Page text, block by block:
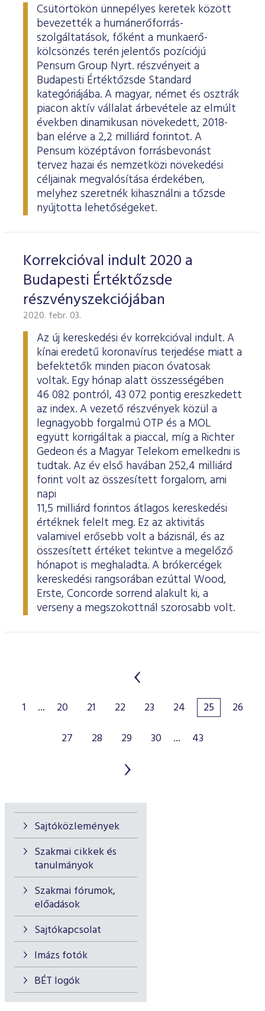
Sajtóközlemények
Szakmai cikkek és
tanulmányok
Szakmai fórumok,
előadások
Sajtókapcsolat
Imázs fotók
BÉT logók
Csütörtökön ünnepélyes keretek között
bevezették a humánerőforrás-
szolgáltatások, főként a munkaerő-
kölcsönzés terén jelentős pozíciójú
Pensum Group Nyrt. részvényeit a
Budapesti Értéktőzsde Standard
kategóriájába. A magyar, német és osztrák
piacon aktív vállalat árbevétele az elmúlt
években dinamikusan növekedett, 2018-
ban elérve a 2,2 milliárd forintot. A
Pensum középtávon forrásbevonást
tervez hazai és nemzetközi növekedési
céljainak megvalósítása érdekében,
melyhez szeretnék kihasználni a tőzsde
nyújtotta lehetőségeket.
Korrekcióval indult 2020 a
Budapesti Értéktőzsde
részvényszekciójában
2020. febr. 03.
Az új kereskedési év korrekcióval indult. A
kínai eredetű koronavírus terjedése miatt a
befektetők minden piacon óvatosak
voltak. Egy hónap alatt összességében
46 082 pontról, 43 072 pontig ereszkedett
az index. A vezető részvények közül a
legnagyobb forgalmú OTP és a MOL
együtt korrigáltak a piaccal, míg a Richter
Gedeon és a Magyar Telekom emelkedni is
tudtak. Az év első havában 252,4 milliárd
forint volt az összesített forgalom, ami
napi
11,5 milliárd forintos átlagos kereskedési
értéknek felelt meg. Ez az aktivitás
valamivel erősebb volt a bázisnál, és az
összesített értéket tekintve a megelőző
hónapot is meghaladta. A brókercégek
kereskedési rangsorában ezúttal Wood,
Erste, Concorde sorrend alakult ki, a
verseny a megszokottnál szorosabb volt.
1 ... 20 21 22 23 24 25
26
27
28 29 30 ... 43